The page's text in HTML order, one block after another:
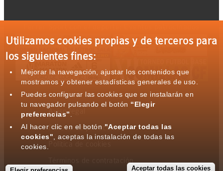
Aviso legal
Política de privacidad
Utilizamos cookies propias y de terceros para
los siguientes fines:
Mejorar la navegación, ajustar los contenidos que
mostramos y obtener estadísticas generales de uso.
Puedes configurar las cookies que se instalarán en
tu navegador pulsando el botón “Elegir
preferencias”
Al hacer clic en el botón "Aceptar todas las
cookies" , aceptas la instalación de todas las
cookies.
Aceptar todas las cookies